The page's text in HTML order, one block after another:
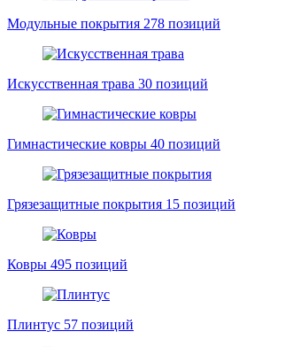
Модульные покрытия 278 позиций
Искусственная трава 30 позиций
Гимнастические ковры 40 позиций
Грязезащитные покрытия 15 позиций
Ковры 495 позиций
Плинтус 57 позиций